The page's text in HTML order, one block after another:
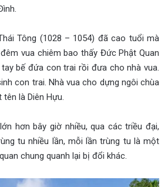
Tông (1028 – 1054) đã cao tuổi mà
vua chiêm bao thấy Đức Phật Quan
bế đứa con trai rồi đưa cho nhà vua.
con trai. Nhà vua cho dựng ngôi chùa
là Diên Hựu.
hơn bây giờ nhiều, qua các triều đại,
tu nhiều lần, mỗi lần trùng tu là một
chung quanh lại bị đổi khác.